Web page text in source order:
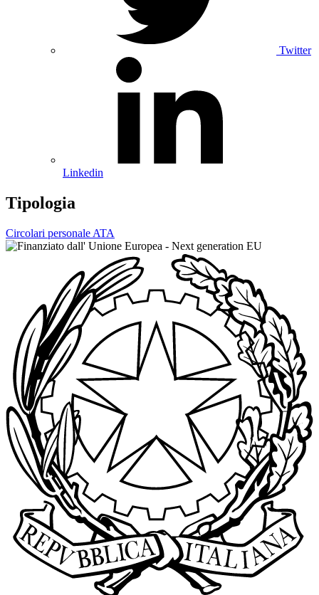
Twitter
Linkedin
Tipologia
Circolari personale ATA